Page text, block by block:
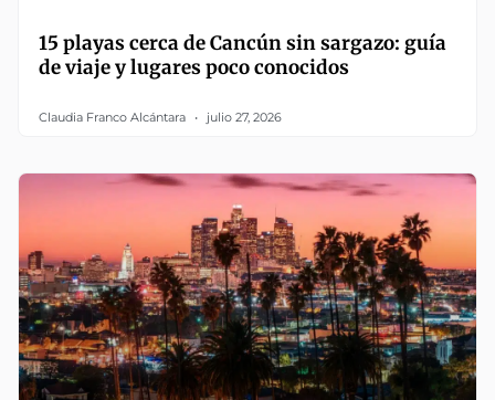
15 playas cerca de Cancún sin sargazo: guía
de viaje y lugares poco conocidos
Claudia Franco Alcántara julio 27, 2026